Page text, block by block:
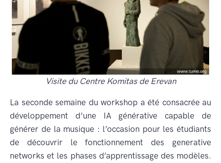
Visite du Centre Komitas de Erevan
La seconde semaine du workshop a été consacrée au
développement d’une IA générative capable de
générer de la musique : l’occasion pour les étudiants
de découvrir le fonctionnement des generative
networks et les phases d’apprentissage des modèles.